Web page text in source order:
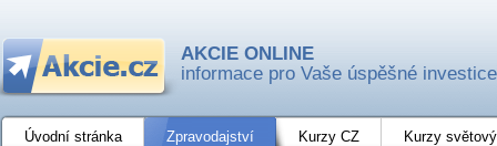
AKCIE ONLINE
informace pro Vaše úspěšné investice
Úvodní stránka Zpravodajství Kurzy CZ Kurzy